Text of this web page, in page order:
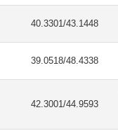
40.3301/43.1448
39.0518/48.4338
42.3001/44.9593